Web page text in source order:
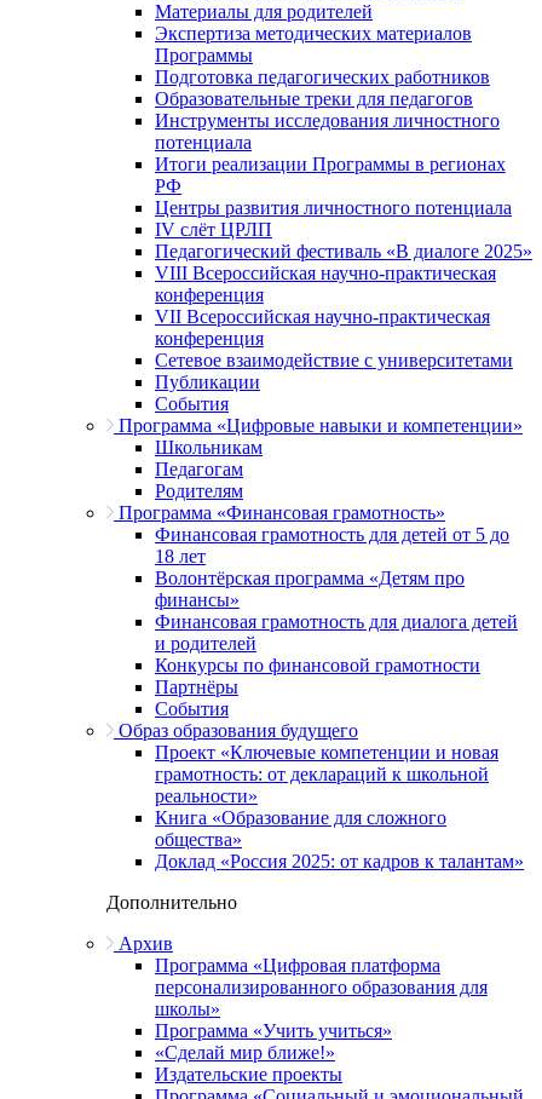
Материалы для родителей
Экспертиза методических материалов
Программы
Подготовка педагогических работников
Образовательные треки для педагогов
Инструменты исследования личностного
потенциала
Итоги реализации Программы в регионах
РФ
Центры развития личностного потенциала
IV слёт ЦРЛП
Педагогический фестиваль «В диалоге 2025»
VIII Всероссийская научно-практическая
конференция
VII Всероссийская научно-практическая
конференция
Сетевое взаимодействие с университетами
Публикации
События
Программа «Цифровые навыки и компетенции»
Школьникам
Педагогам
Родителям
Программа «Финансовая грамотность»
Финансовая грамотность для детей от 5 до
18 лет
Волонтёрская программа «Детям про
финансы»
Финансовая грамотность для диалога детей
и родителей
Конкурсы по финансовой грамотности
Партнёры
События
Образ образования будущего
Проект «Ключевые компетенции и новая
грамотность: от деклараций к школьной
реальности»
Книга «Образование для сложного
общества»
Доклад «Россия 2025: от кадров к талантам»
Дополнительно
Архив
Программа «Цифровая платформа
персонализированного образования для
школы»
Программа «Учить учиться»
«Сделай мир ближе!»
Издательские проекты